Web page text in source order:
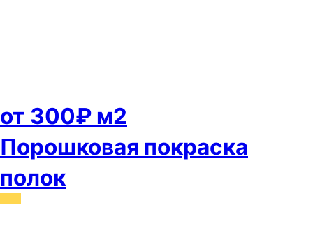
от 300₽ м2
Порошковая покраска
полок